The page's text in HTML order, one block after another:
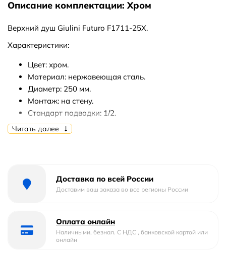
Описание комплектации: Хром
Верхний душ Giulini Futuro F1711-25X.
Характеристики:
Цвет: хром.
Материал: нержавеющая сталь.
Диаметр: 250 мм.
Монтаж: на стену.
Стандарт подводки: 1/2.
Защита от известняка.
С поворотным штуцером.
Читать далее
Доставка по всей России
Доставим ваш заказа во все регионы России
Оплата онлайн
Наличными, безнал. С НДС , банковской картой или
онлайн